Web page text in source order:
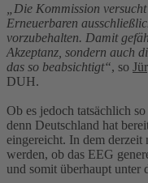
„Die Kommission
Erneuerbaren
vorzubehalten. Damit
Akzeptanz, sondern auch
das so beabsichtigt“, so
DUH.
Ob es jedoch tatsächlich
denn Deutschland hat
eingereicht. In dem
werden, ob das EEG
und somit überhaupt